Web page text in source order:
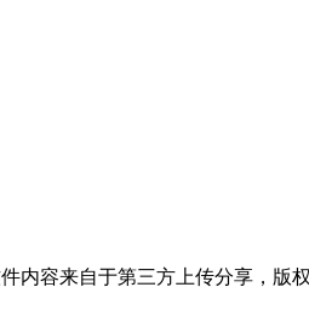
内容来自于第三方上传分享，版